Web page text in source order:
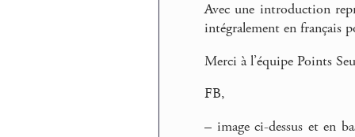
Avec une introduction
intégralement en français
Merci à l’équipe Points
FB,
– image ci-dessus et en